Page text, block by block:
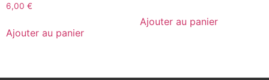
6,00 €
Ajouter au panier
Ajouter au panier